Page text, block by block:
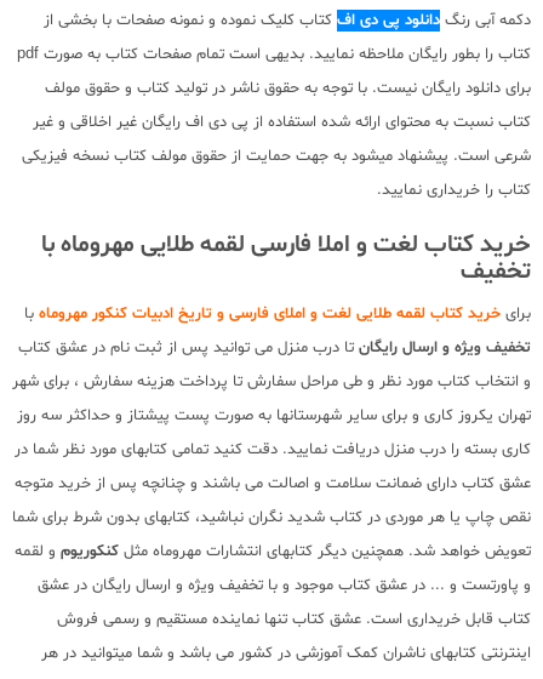
دکمه آبی رنگ دانلود پی دی اف کتاب کلیک نموده و نمونه صفحات با بخشی از
کتاب را بطور رایگان ملاحظه نمایید. بدیهی است تمام صفحات کتاب به صورت pdf
برای دانلود رایگان نیست. با توجه به حقوق ناشر در تولید کتاب و حقوق مولف
کتاب نسبت به محتوای ارائه شده استفاده از پی دی اف رایگان غیر اخلاقی و غیر
شرعی است. پیشنهاد میشود به جهت حمایت از حقوق مولف کتاب نسخه فیزیکی
کتاب را خریداری نمایید.
خرید کتاب لغت و املا فارسی لقمه طلایی مهروماه با
تخفیف
برای خرید کتاب لقمه طلایی لغت و املای فارسی و تاریخ ادبیات کنکور مهروماه با
تخفیف ویژه و ارسال رایگان تا درب منزل می توانید پس از ثبت نام در عشق کتاب
و انتخاب کتاب مورد نظر و طی مراحل سفارش تا پرداخت هزینه سفارش ، برای شهر
تهران یکروز کاری و برای سایر شهرستانها به صورت پست پیشتاز و حداکثر سه روز
کاری بسته را درب منزل دریافت نمایید. دقت کنید تمامی کتابهای مورد نظر شما در
عشق کتاب دارای ضمانت سلامت و اصالت می باشند و چنانچه پس از خرید متوجه
نقص چاپ یا هر موردی در کتاب شدید نگران نباشید، کتابهای بدون شرط برای شما
تعویض خواهد شد. همچنین دیگر کتابهای انتشارات مهروماه مثل کنکوریوم و لقمه
و پاورتست و ... در عشق کتاب موجود و با تخفیف ویژه و ارسال رایگان در عشق
کتاب قابل خریداری است. عشق کتاب تنها نماینده مستقیم و رسمی فروش
اینترنتی کتابهای ناشران کمک آموزشی در کشور می باشد و شما میتوانید در هر